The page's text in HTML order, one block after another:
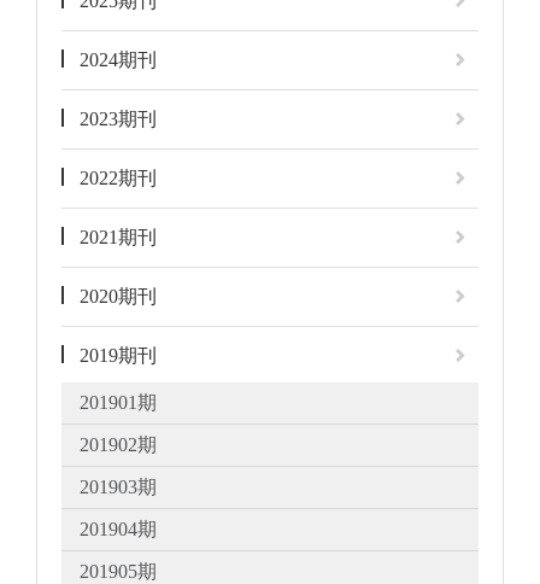
2024期刊
2023期刊
2022期刊
2021期刊
2020期刊
2019期刊
201901期
201902期
201903期
201904期
201905期